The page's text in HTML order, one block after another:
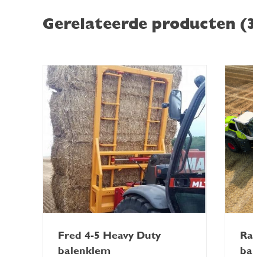
Gerelateerde producten
Fred 4-5 Heavy Duty
balenklem